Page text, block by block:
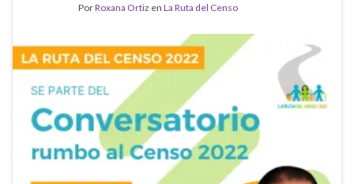
PorRoxana Ortiz en La Ruta del Censo